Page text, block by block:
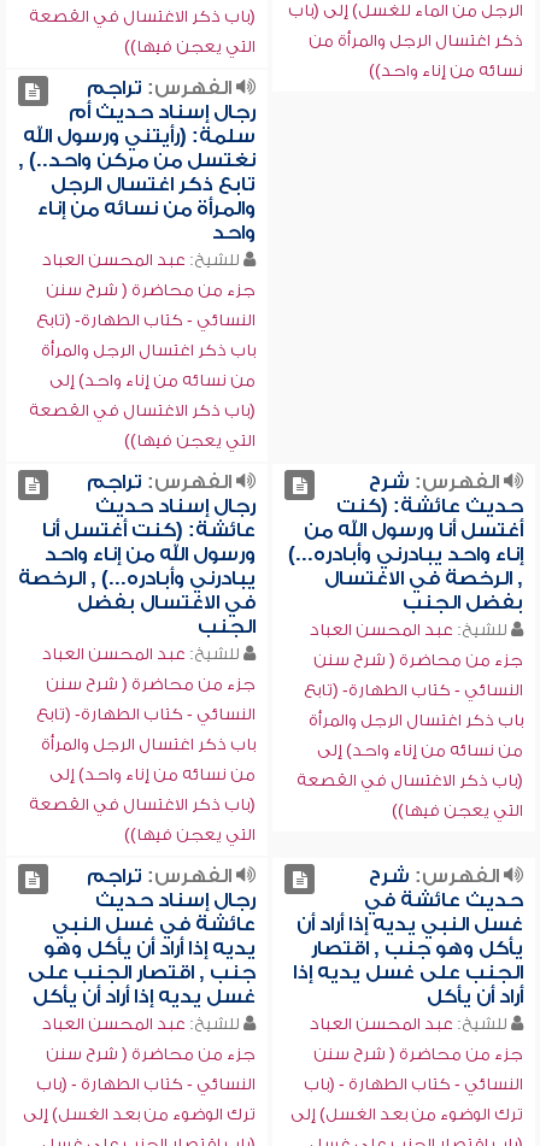
الرجل من الماء للغسل) إلى (باب
ذكر اغتسال الرجل والمرأة من
نسائه من إناء واحد))
(باب ذكر الاغتسال في القصعة
التي يعجن فيها))
الفهرس: تراجم
رجال إسناد حديث أم
سلمة: (رأيتني ورسول الله
نغتسل من مركن واحد..) ,
تابع ذكر اغتسال الرجل
والمرأة من نسائه من إناء
واحد
للشيخ: عبد المحسن العباد
جزء من محاضرة ( شرح سنن
النسائي - كتاب الطهارة- (تابع
باب ذكر اغتسال الرجل والمرأة
من نسائه من إناء واحد) إلى
(باب ذكر الاغتسال في القصعة
التي يعجن فيها))
الفهرس: شرح
حديث عائشة: (كنت
أغتسل أنا ورسول الله من
إناء واحد يبادرني وأبادره...)
, الرخصة في الاغتسال
بفضل الجنب
للشيخ: عبد المحسن العباد
جزء من محاضرة ( شرح سنن
النسائي - كتاب الطهارة- (تابع
باب ذكر اغتسال الرجل والمرأة
من نسائه من إناء واحد) إلى
(باب ذكر الاغتسال في القصعة
التي يعجن فيها))
الفهرس: تراجم
رجال إسناد حديث
عائشة: (كنت أغتسل أنا
ورسول الله من إناء واحد
يبادرني وأبادره...) , الرخصة
في الاغتسال بفضل
الجنب
للشيخ: عبد المحسن العباد
جزء من محاضرة ( شرح سنن
النسائي - كتاب الطهارة- (تابع
باب ذكر اغتسال الرجل والمرأة
من نسائه من إناء واحد) إلى
(باب ذكر الاغتسال في القصعة
التي يعجن فيها))
الفهرس: شرح
حديث عائشة في
غسل النبي يديه إذا أراد أن
يأكل وهو جنب , اقتصار
الجنب على غسل يديه إذا
أراد أن يأكل
للشيخ: عبد المحسن العباد
جزء من محاضرة ( شرح سنن
النسائي - كتاب الطهارة - (باب
ترك الوضوء من بعد الغسل) إلى
الفهرس: تراجم
رجال إسناد حديث
عائشة في غسل النبي
يديه إذا أراد أن يأكل وهو
جنب , اقتصار الجنب على
غسل يديه إذا أراد أن يأكل
للشيخ: عبد المحسن العباد
جزء من محاضرة ( شرح سنن
النسائي - كتاب الطهارة - (باب
ترك الوضوء من بعد الغسل) إلى